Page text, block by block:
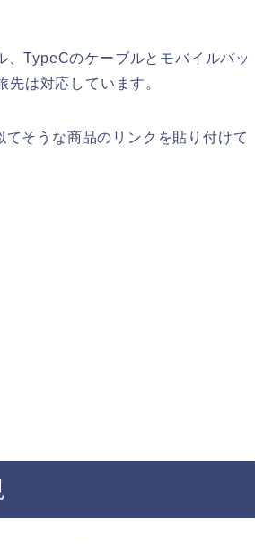
TypeCのケーブルとモバイルバッ
は対応しています。
そうな商品のリンクを貼り付けて